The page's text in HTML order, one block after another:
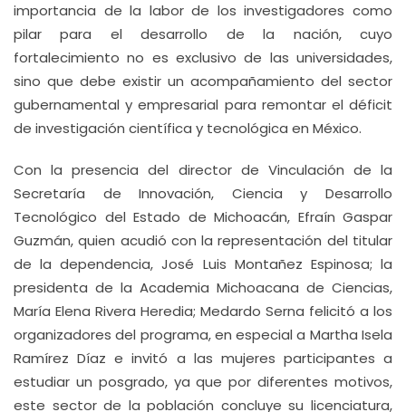
importancia de la labor de los investigadores como
pilar para el desarrollo de la nación, cuyo
fortalecimiento no es exclusivo de las universidades,
sino que debe existir un acompañamiento del sector
gubernamental y empresarial para remontar el déficit
de investigación científica y tecnológica en México.
Con la presencia del director de Vinculación de la
Secretaría de Innovación, Ciencia y Desarrollo
Tecnológico del Estado de Michoacán, Efraín Gaspar
Guzmán, quien acudió con la representación del titular
de la dependencia, José Luis Montañez Espinosa; la
presidenta de la Academia Michoacana de Ciencias,
María Elena Rivera Heredia; Medardo Serna felicitó a los
organizadores del programa, en especial a Martha Isela
Ramírez Díaz e invitó a las mujeres participantes a
estudiar un posgrado, ya que por diferentes motivos,
este sector de la población concluye su licenciatura,